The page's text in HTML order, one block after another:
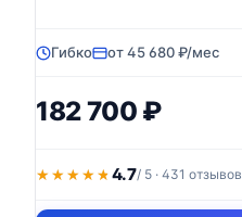
Гибко от 45 680 ₽/мес
182 700 ₽
★★★★★
★★★★★ 4.7/ 5 · 431 отзывов